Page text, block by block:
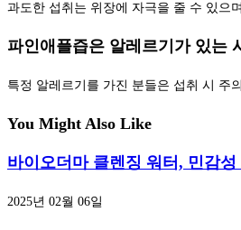
과도한 섭취는 위장에 자극을 줄 수 있으
파인애플즙은 알레르기가 있는
특정 알레르기를 가진 분들은 섭취 시 주
You Might Also Like
바이오더마 클렌징 워터, 민감성
2025년 02월 06일